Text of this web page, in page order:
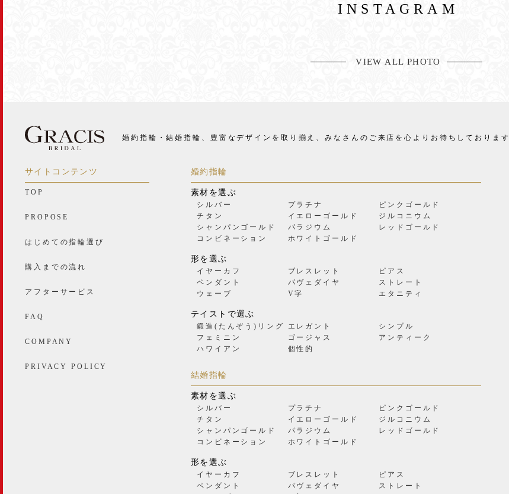
INSTAGRAM
VIEW ALL PHOTO
婚約指輪・結婚指輪、豊富なデザインを取り揃え、みなさんのご来店を心よりお待ちしております
サイトコンテンツ
TOP
PROPOSE
はじめての指輪選び
購入までの流れ
アフターサービス
FAQ
COMPANY
PRIVACY POLICY
婚約指輪
素材を選ぶ
シルバー プラチナ
ピンクゴールド
チタン
イエローゴールド
ジルコニウム
シャンパンゴールド
パラジウム
レッドゴールド
コンビネーション
ホワイトゴールド
形を選ぶ
イヤーカフ ブレスレット
ピアス
ペンダント
パヴェダイヤ
ストレート
ウェーブ
V字 エタニティ
テイストで選ぶ
鍛造(たんぞう)リング エレガント
シンプル
フェミニン
ゴージャス
アンティーク
ハワイアン
個性的
結婚指輪
素材を選ぶ
シルバー プラチナ
ピンクゴールド
チタン
イエローゴールド
ジルコニウム
シャンパンゴールド
パラジウム
レッドゴールド
コンビネーション
ホワイトゴールド
形を選ぶ
イヤーカフ ブレスレット
ピアス
ペンダント
パヴェダイヤ
ストレート